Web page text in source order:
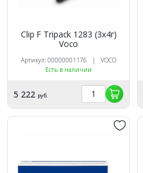
Clip F Tripack 1283 (3х4г)
Vосо
Артикул: 00000001176 | VOCO
Есть в наличии
5 222 руб.